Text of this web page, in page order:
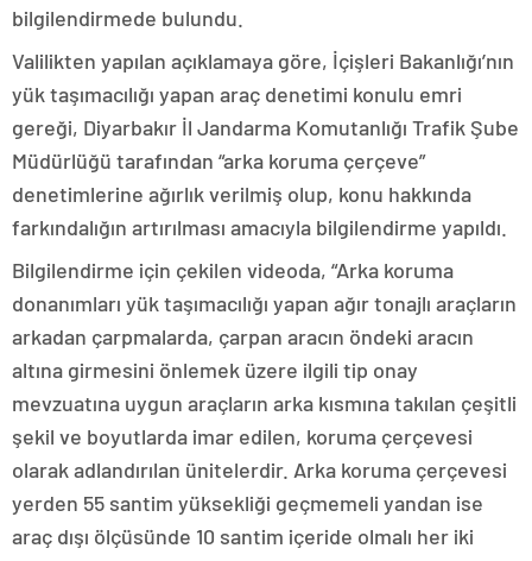
bilgilendirmede bulundu.
Valilikten yapılan açıklamaya göre, İçişleri Bakanlığı’nın
yük taşımacılığı yapan araç denetimi konulu emri
gereği, Diyarbakır İl Jandarma Komutanlığı Trafik Şube
Müdürlüğü tarafından “arka koruma çerçeve”
denetimlerine ağırlık verilmiş olup, konu hakkında
farkındalığın artırılması amacıyla bilgilendirme yapıldı.
Bilgilendirme için çekilen videoda, “Arka koruma
donanımları yük taşımacılığı yapan ağır tonajlı araçların
arkadan çarpmalarda, çarpan aracın öndeki aracın
altına girmesini önlemek üzere ilgili tip onay
mevzuatına uygun araçların arka kısmına takılan çeşitli
şekil ve boyutlarda imar edilen, koruma çerçevesi
olarak adlandırılan ünitelerdir. Arka koruma çerçevesi
yerden 55 santim yüksekliği geçmemeli yandan ise
araç dışı ölçüsünde 10 santim içeride olmalı her iki